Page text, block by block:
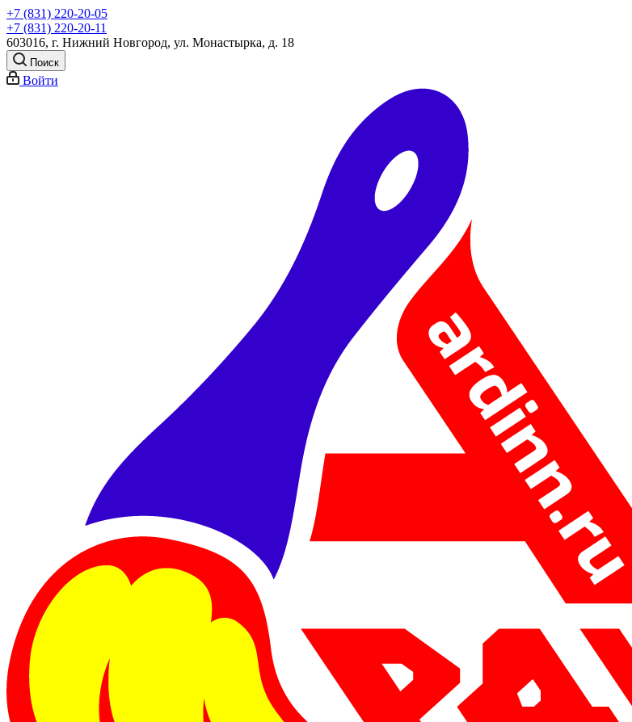
+7 (831) 220-20-05
+7 (831) 220-20-11
603016, г. Нижний Новгород, ул. Монастырка, д. 18
Поиск
Войти